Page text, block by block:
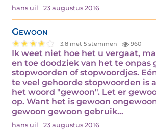
hans uil 23 augustus 2016
Gewoon
3.8 met 5 stemmen 960
Ik weet niet hoe het u vergaat,
en toe doodziek van het te onpas
stopwoorden of stopwoordjes.
te veel gehoorde stopwoorden is
het woord "gewoon". Let er
op. Want het is gewoon
gewoon gewoon gebruik...
hans uil 23 augustus 2016